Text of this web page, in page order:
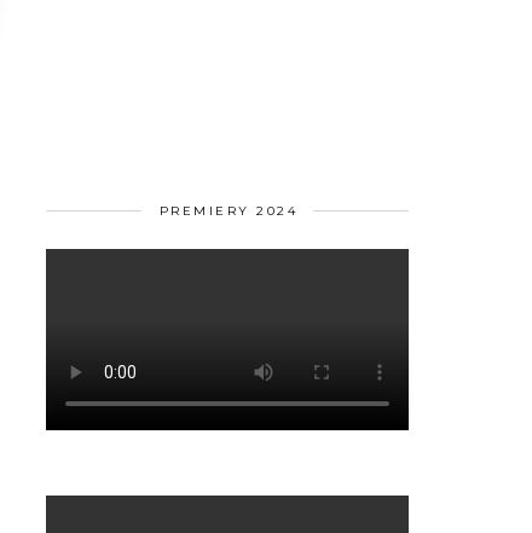
PREMIERY 2024